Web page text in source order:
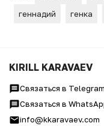
геннадий
генка
KIRILL KARAVAEV
Связаться в Telegram
Связаться в
info@kkaravaev.com